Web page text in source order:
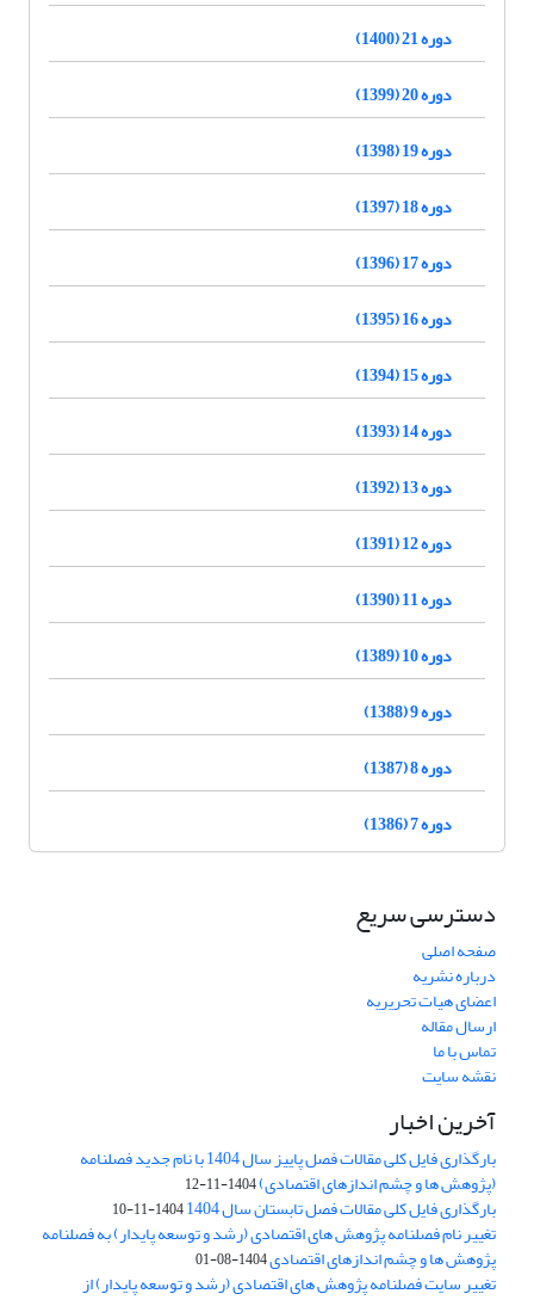
دوره 21 (1400)
دوره 20 (1399)
دوره 19 (1398)
دوره 18 (1397)
دوره 17 (1396)
دوره 16 (1395)
دوره 15 (1394)
دوره 14 (1393)
دوره 13 (1392)
دوره 12 (1391)
دوره 11 (1390)
دوره 10 (1389)
دوره 9 (1388)
دوره 8 (1387)
دوره 7 (1386)
دسترسی سریع
صفحه اصلی
درباره نشریه
اعضای هیات تحریریه
ارسال مقاله
تماس با ما
نقشه سایت
آخرین اخبار
بارگذاری فایل کلی مقالات فصل پاییز سال 1404 با نام جدید فصلنامه
(پژوهش ها و چشم اندازهای اقتصادی)1404-11-12
بارگذاری فایل کلی مقالات فصل تابستان سال 1404 1404-11-10
تغییر نام فصلنامه پژوهش های اقتصادی (رشد و توسعه پایدار) به فصلنامه
پژوهش ها و چشم اندازهای اقتصادی1404-08-01
تغییر سایت فصلنامه پژوهش های اقتصادی (رشد و توسعه پایدار) از